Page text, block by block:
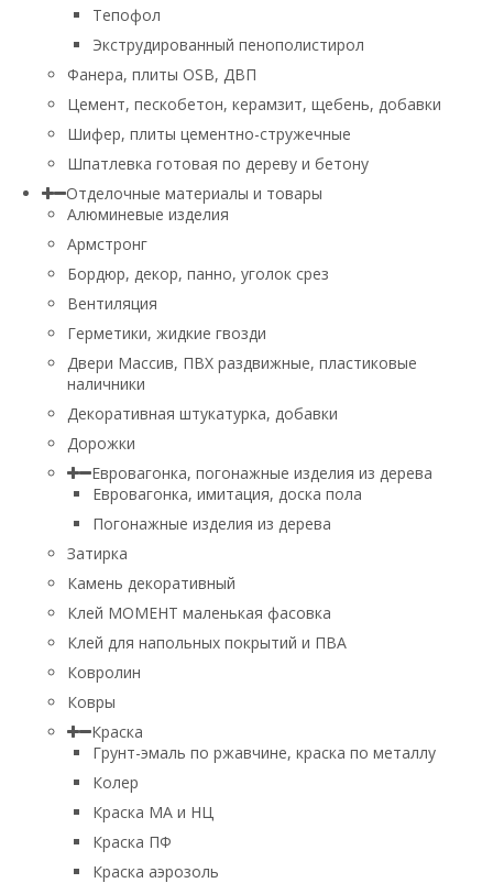
Тепофол
Экструдированный пенополистирол
Фанера, плиты OSB, ДВП
Цемент, пескобетон, керамзит, щебень, добавки
Шифер, плиты цементно-стружечные
Шпатлевка готовая по дереву и бетону
Отделочные материалы и товары
Алюминевые изделия
Армстронг
Бордюр, декор, панно, уголок срез
Вентиляция
Герметики, жидкие гвозди
Двери Массив, ПВХ раздвижные, пластиковые
наличники
Декоративная штукатурка, добавки
Дорожки
Евровагонка, погонажные изделия из дерева
Евровагонка, имитация, доска пола
Погонажные изделия из дерева
Затирка
Камень декоративный
Клей МОМЕНТ маленькая фасовка
Клей для напольных покрытий и ПВА
Ковролин
Ковры
Краска
Грунт-эмаль по ржавчине, краска по металлу
Колер
Краска МА и НЦ
Краска ПФ
Краска аэрозоль